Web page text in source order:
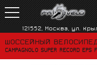
121552, Москва, ул.
ШОССЕЙНЫЙ ВЕЛОСИПЕД
CAMPAGNOLO SUPER RECORD